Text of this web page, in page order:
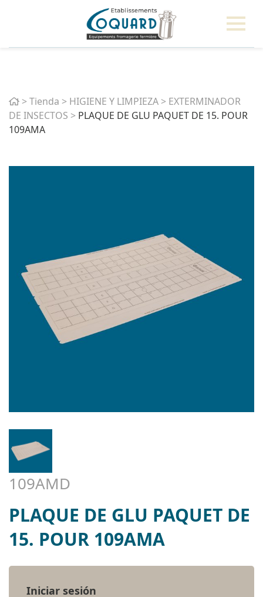
Home
>Tienda > HIGIENE Y LIMPIEZA > EXTERMINADOR
DE INSECTOS > PLAQUE DE GLU PAQUET DE 15. POUR
109AMA
109AMD
PLAQUE DE GLU PAQUET DE
15. POUR 109AMA
Iniciar sesión